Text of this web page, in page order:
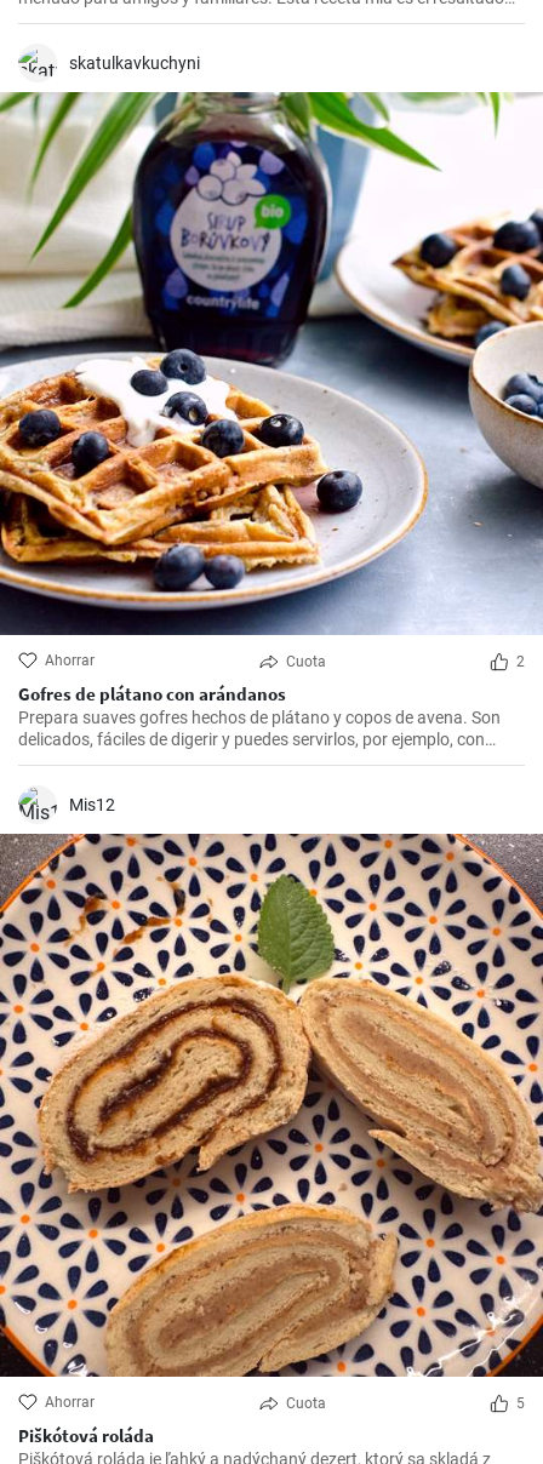
de mucha experimentación y personalización. Lo sorprendente es
impresionante. Un trozo de filete de salmón fresco se marina en un
skatulkavkuchyni
Ahorrar Cuota 2
Gofres de plátano con arándanos
Prepara suaves gofres hechos de plátano y copos de avena. Son
delicados, fáciles de digerir y puedes servirlos, por ejemplo, con
arándanos frescos y sirope de arándanos.
Mis12
Ahorrar Cuota 5
Piškótová roláda
Piškótová roláda je ľahký a nadýchaný dezert, ktorý sa skladá z